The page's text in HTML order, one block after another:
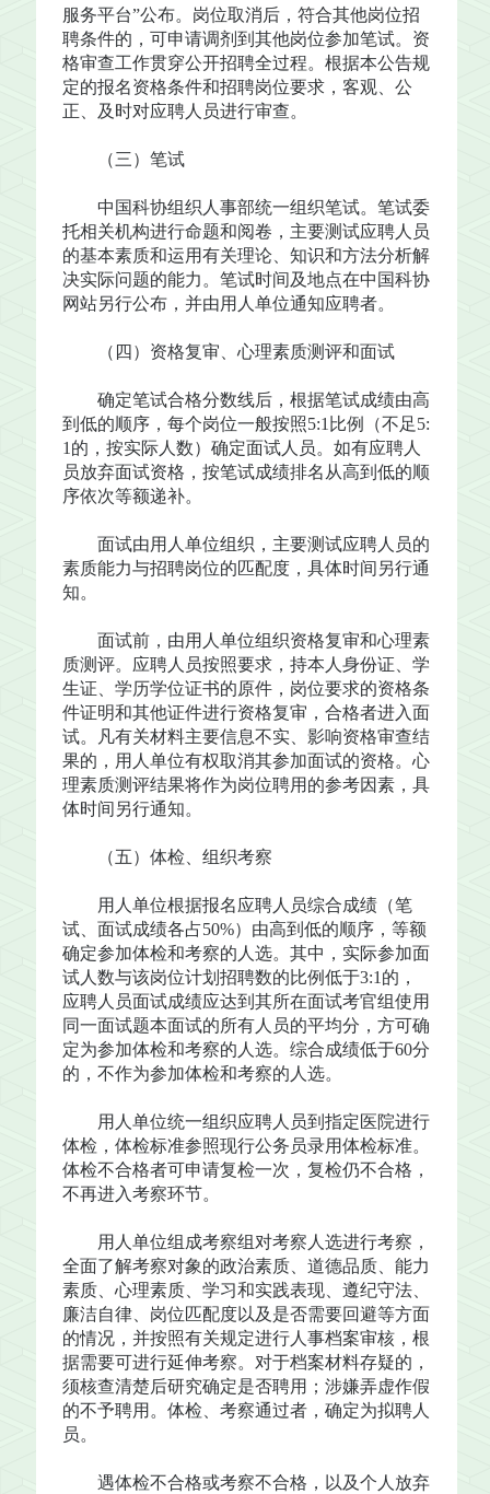
服务平台”公布。岗位取消后，符合其他岗位招
聘条件的，可申请调剂到其他岗位参加笔试。资
格审查工作贯穿公开招聘全过程。根据本公告规
定的报名资格条件和招聘岗位要求，客观、公
正、及时对应聘人员进行审查。
（三）笔试
中国科协组织人事部统一组织笔试。笔试委
托相关机构进行命题和阅卷，主要测试应聘人员
的基本素质和运用有关理论、知识和方法分析解
决实际问题的能力。笔试时间及地点在中国科协
网站另行公布，并由用人单位通知应聘者。
（四）资格复审、心理素质测评和面试
确定笔试合格分数线后，根据笔试成绩由高
到低的顺序，每个岗位一般按照5:1比例（不足5:
1的，按实际人数）确定面试人员。如有应聘人
员放弃面试资格，按笔试成绩排名从高到低的顺
序依次等额递补。
面试由用人单位组织，主要测试应聘人员的
素质能力与招聘岗位的匹配度，具体时间另行通
知。
面试前，由用人单位组织资格复审和心理素
质测评。应聘人员按照要求，持本人身份证、学
生证、学历学位证书的原件，岗位要求的资格条
件证明和其他证件进行资格复审，合格者进入面
试。凡有关材料主要信息不实、影响资格审查结
果的，用人单位有权取消其参加面试的资格。心
理素质测评结果将作为岗位聘用的参考因素，具
体时间另行通知。
（五）体检、组织考察
用人单位根据报名应聘人员综合成绩（笔
试、面试成绩各占50%）由高到低的顺序，等额
确定参加体检和考察的人选。其中，实际参加面
试人数与该岗位计划招聘数的比例低于3:1的，
应聘人员面试成绩应达到其所在面试考官组使用
同一面试题本面试的所有人员的平均分，方可确
定为参加体检和考察的人选。综合成绩低于60分
的，不作为参加体检和考察的人选。
用人单位统一组织应聘人员到指定医院进行
体检，体检标准参照现行公务员录用体检标准。
体检不合格者可申请复检一次，复检仍不合格，
不再进入考察环节。
用人单位组成考察组对考察人选进行考察，
全面了解考察对象的政治素质、道德品质、能力
素质、心理素质、学习和实践表现、遵纪守法、
廉洁自律、岗位匹配度以及是否需要回避等方面
的情况，并按照有关规定进行人事档案审核，根
据需要可进行延伸考察。对于档案材料存疑的，
须核查清楚后研究确定是否聘用；涉嫌弄虚作假
的不予聘用。体检、考察通过者，确定为拟聘人
员。
遇体检不合格或考察不合格，以及个人放弃